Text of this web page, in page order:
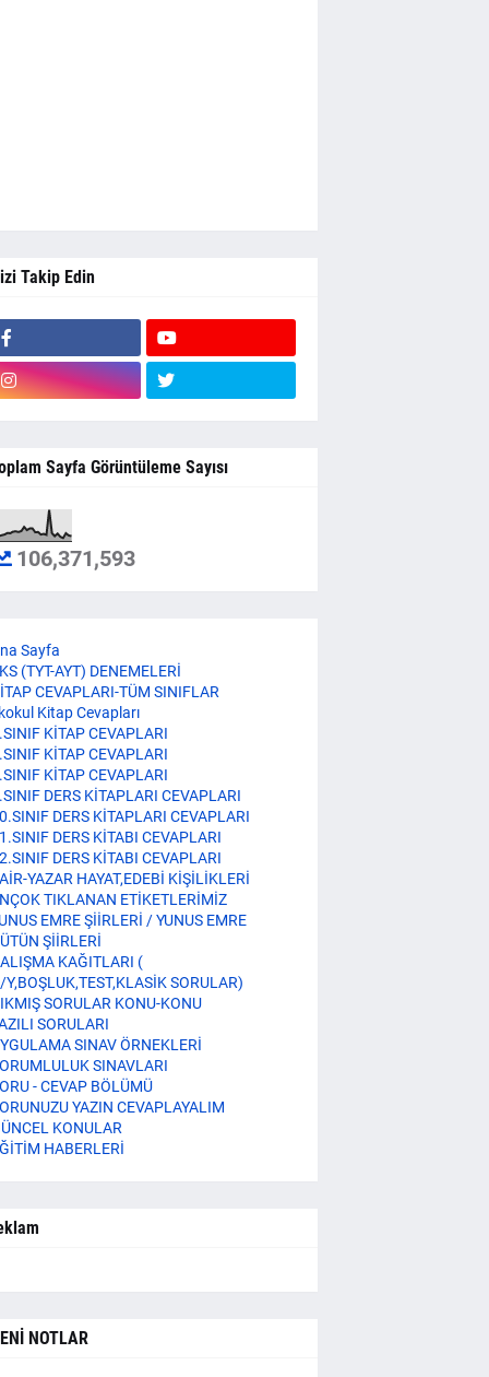
Takip Edin
Sayfa Görüntüleme Sayısı
106,371,593
Sayfa
(TYT-AYT) DENEMELERİ
CEVAPLARI-TÜM SINIFLAR
Kitap Cevapları
KİTAP CEVAPLARI
KİTAP CEVAPLARI
KİTAP CEVAPLARI
DERS KİTAPLARI CEVAPLARI
DERS KİTAPLARI CEVAPLARI
DERS KİTABI CEVAPLARI
DERS KİTABI CEVAPLARI
YAZAR HAYAT,EDEBİ KİŞİLİKLERİ
TIKLANAN ETİKETLERİMİZ
EMRE ŞİİRLERİ / YUNUS EMRE
ŞİİRLERİ
KAĞITLARI (
Y,BOŞLUK,TEST,KLASİK SORULAR)
SORULAR KONU-KONU
SORULARI
SINAV ÖRNEKLERİ
SINAVLARI
- CEVAP BÖLÜMÜ
YAZIN CEVAPLAYALIM
KONULAR
HABERLERİ
NOTLAR